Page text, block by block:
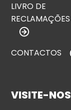
LIVRO DE
RECLAMAÇÕES
CONTACTOS
VISITE-NOS